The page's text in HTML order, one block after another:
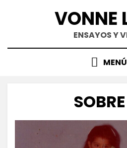
VONNE
ENSAYOS Y
MENÚ